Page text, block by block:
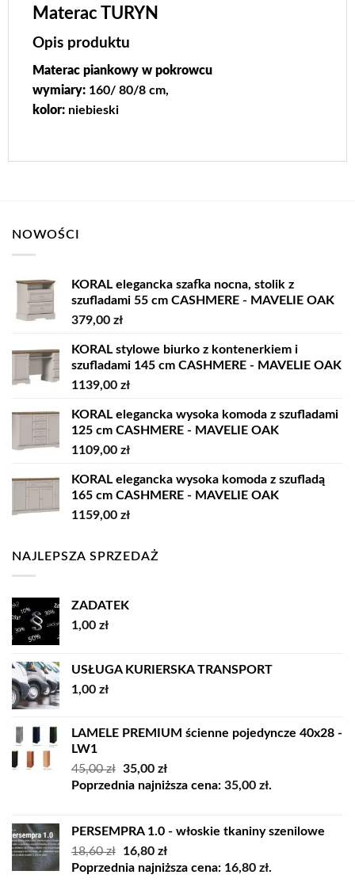
Materac TURYN
Opis produktu
Materac piankowy w pokrowcu
wymiary:160/ 80/8 cm,
kolor:niebieski
NOWOŚCI
KORAL elegancka szafka nocna, stolik z
szufladami 55 cm CASHMERE - MAVELIE OAK
379,00 zł
KORAL stylowe biurko z kontenerkiem i
szufladami 145 cm CASHMERE - MAVELIE OAK
1139,00 zł
KORAL elegancka wysoka komoda z szufladami
125 cm CASHMERE - MAVELIE OAK
1109,00 zł
KORAL elegancka wysoka komoda z szufladą
165 cm CASHMERE - MAVELIE OAK
1159,00 zł
NAJLEPSZA SPRZEDAŻ
ZADATEK
1,00 zł
USŁUGA KURIERSKA TRANSPORT
1,00 zł
LAMELE PREMIUM ścienne pojedyncze 40x28 -
LW1
45,00zł Pierwotna
cena
35,00 złAktualna
cena
Poprzednia najniższa cena: 35,00 zł.
PERSEMPRA 1.0 - włoskie tkaniny szenilowe
18,60zł
Pierwotna
cena
16,80 złAktualna
cena
Poprzednia najniższa cena: 16,80 zł.